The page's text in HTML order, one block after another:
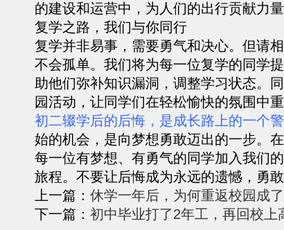
的建设和运营中，为人们的出行贡献力量
复学之路，我们与你同行
复学并非易事，需要勇气和决心。但请
不会孤单。我们将为每一位复学的同学
助他们弥补知识漏洞，调整学习状态。
园活动，让同学们在轻松愉快的氛围中
初二辍学后的后悔，是成长路上的一个
始的机会，是向梦想勇敢迈出的一步。
每一位有梦想、有勇气的同学加入我们
旅程。不要让后悔成为永远的遗憾，勇
上一篇： 休学一年后，为何重返校园成
下一篇： 初中毕业打了2年工，再回校上